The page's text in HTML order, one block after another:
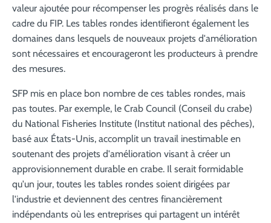
valeur ajoutée pour récompenser les progrès réalisés dans le
cadre du FIP. Les tables rondes identifieront également les
domaines dans lesquels de nouveaux projets d'amélioration
sont nécessaires et encourageront les producteurs à prendre
des mesures.
SFP mis en place bon nombre de ces tables rondes, mais
pas toutes. Par exemple, le Crab Council (Conseil du crabe)
du National Fisheries Institute (Institut national des pêches),
basé aux États-Unis, accomplit un travail inestimable en
soutenant des projets d'amélioration visant à créer un
approvisionnement durable en crabe. Il serait formidable
qu'un jour, toutes les tables rondes soient dirigées par
l'industrie et deviennent des centres financièrement
indépendants où les entreprises qui partagent un intérêt